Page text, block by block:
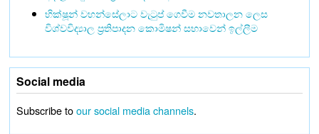
භික්ෂූන් වහන්සේලාට වැටුප් ගෙවීම නවතාලන ලෙස
විශ්වවිද්‍යාල ප්‍රතිපාදන කොමිෂන් සභාවෙන් ඉල්ලීම
Social media
Subscribe toour social media channels.